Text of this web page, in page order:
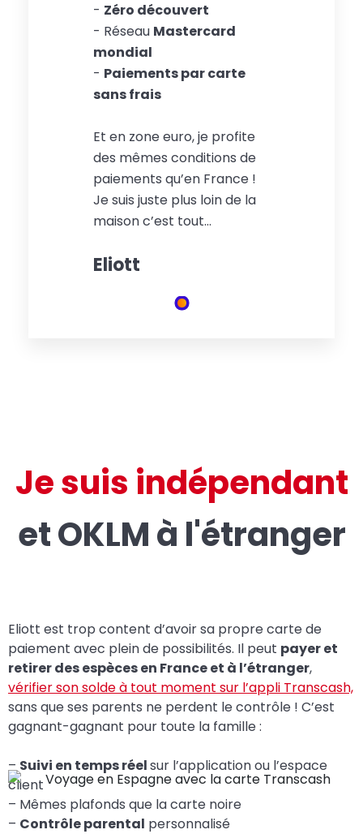
- Zéro découvert
- Réseau Mastercard
mondial
- Paiements par carte
sans frais
Et en zone euro, je profite
des mêmes conditions de
paiements qu’en France !
Je suis juste plus loin de la
maison c’est tout...
Eliott
Je suis indépendant
et OKLM à l'étranger
Eliott est trop content d’avoir sa propre carte de
paiement avec plein de possibilités. Il peut payer et
retirer des espèces en France et à l’étranger,
vérifier son solde à tout moment sur l’appli Transcash,
sans que ses parents ne perdent le contrôle ! C’est
gagnant-gagnant pour toute la famille :
–Suivi en temps réelsur l’application ou l’espace
client
– Mêmes plafonds que la carte noire
– Contrôle parental personnalisé